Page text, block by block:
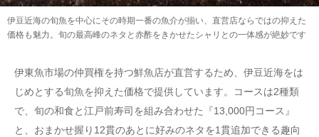
伊豆近海の旬魚を中心にその時期一番の魚介が揃い、直営店ならではの抑えた
価格も魅力。旬の最高峰のネタと赤酢をきかせたシャリとの一体感が絶妙です
伊東魚市場の仲買権を持つ鮮魚店が直営するため、伊豆近海をは
じめとする旬魚を抑えた価格で提供しています。コースは2種類
で、旬の和食と江戸前寿司を組み合わせた『13,000円コース』
と、おまかせ握り12貫のあとに好みのネタを1貫追加できる趣向